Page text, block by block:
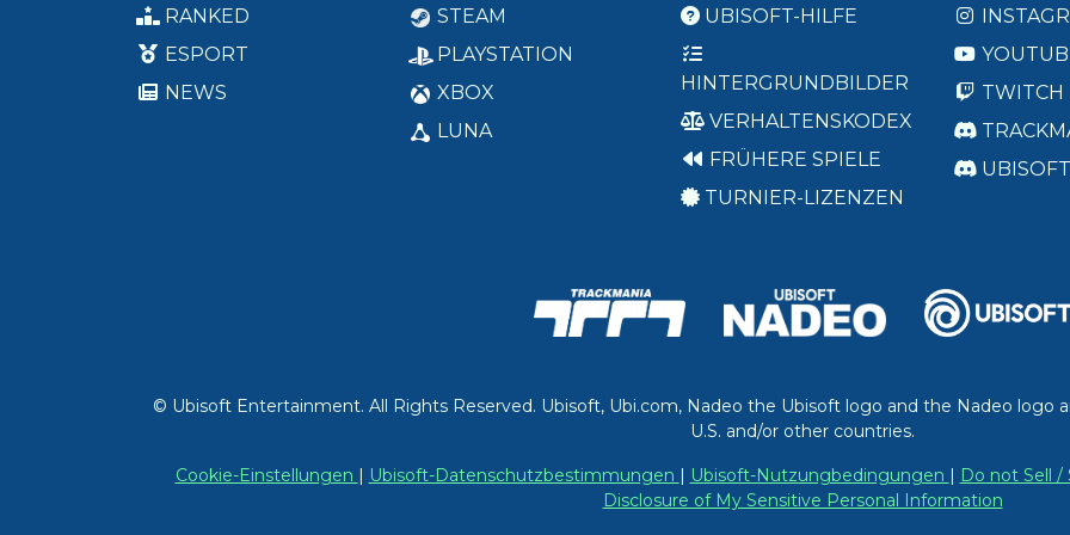
RANKED
ESPORT
NEWS
STEAM
PLAYSTATION
XBOX
LUNA
UBISOFT-HILFE
HINTERGRUNDBILDER
VERHALTENSKODEX
FRÜHERE SPIELE
TURNIER-LIZENZEN
TWITCH
UBISOFT
© Ubisoft Entertainment. All Rights Reserved. Ubisoft, Ubi.com, Nadeo the Ubisoft logo and the Nadeo
U.S. and/or other countries.
Cookie-Einstellungen Ubisoft-Datenschutzbestimmungen Ubisoft-Nutzungbedingungen
Do not Sell
Disclosure of My Sensitive Personal Information